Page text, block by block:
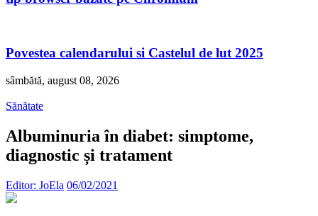
Povestea calendarului si Castelul de lut 2025
sâmbătă, august 08, 2026
Sănătate
Albuminuria în diabet: simptome,
diagnostic și tratament
Editor: JoEla 06/02/2021